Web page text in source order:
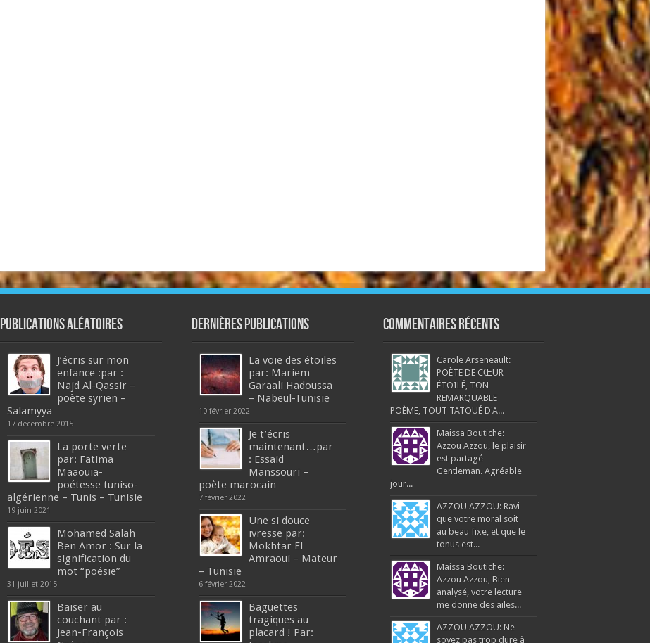
Publications aléatoires
J’écris sur mon
enfance :par :
Najd Al-Qassir –
poète syrien –
Salamyya
17 décembre 2015
La porte verte
par: Fatima
Maaouia-
poétesse tuniso-
algérienne – Tunis – Tunisie
19 juin 2021
Mohamed Salah
Ben Amor : Sur la
signification du
mot “poésie”
31 juillet 2015
Baiser au
couchant par :
Jean-François
Dernières publications
La voie des étoiles
par: Mariem
Garaali Hadoussa
– Nabeul-Tunisie
10 février 2022
Je t’écris
maintenant…par
: Essaid
Manssouri –
poète marocain
7 février 2022
Une si douce
ivresse par:
Mokhtar El
Amraoui – Mateur
– Tunisie
6 février 2022
Baguettes
tragiques au
placard ! Par:
Commentaires récents
Carole Arseneault:
POÈTE DE CŒUR
ÉTOILÉ, TON
REMARQUABLE
POÈME, TOUT TATOUÉ D'A...
Maissa Boutiche:
Azzou Azzou, le plaisir
est partagé
Gentleman. Agréable
jour...
AZZOU AZZOU: Ravi
que votre moral soit
au beau fixe, et que le
tonus est...
Maissa Boutiche:
Azzou Azzou, Bien
analysé, votre lecture
me donne des ailes...
AZZOU AZZOU: Ne
soyez pas trop dure à